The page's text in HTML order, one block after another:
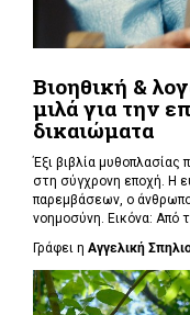
Βιοηθική &
μιλά για την
δικαιώματα
Έξι βιβλία μυθοπλασίας
στη σύγχρονη εποχή. Η
παρεμβάσεων, ο
νοημοσύνη. Εικόνα: Από
Γράφει η Αγγελική